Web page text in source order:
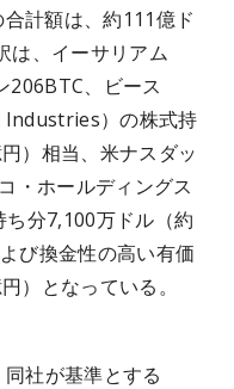
計額は、約111億ド
は、イーサリアム
206BTC、ビース
Industries）の株式持
）相当、米ナスダッ
・ホールディングス
分7,100万ドル（約
び換金性の高い有価
）となっている。
社が基準とする